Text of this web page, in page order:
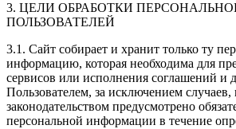
3. ЦЕЛИ ОБРАБОТКИ
ПОЛЬЗОВАТЕЛЕЙ
3.1. Сайт собирает и хранит только ту
информацию, которая необходима для
сервисов или исполнения соглашений и
Пользователем, за исключением случаев,
законодательством предусмотрено
персональной информации в течение